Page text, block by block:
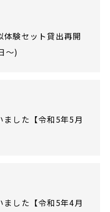
体験セット貸出再開
～)
ました【令和5年5月
ました【令和5年4月